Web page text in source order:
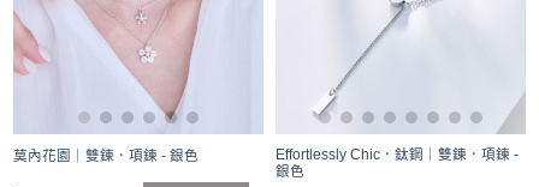
莫內花園｜雙鍊．項鍊 - 銀色
Effortlessly Chic．鈦鋼｜雙鍊．項鍊 -
銀色